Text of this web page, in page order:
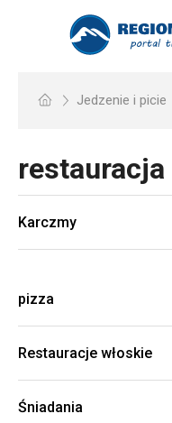
Jedzenie i picie
restauracja
Karczmy
pizza
Restauracje włoskie
Śniadania